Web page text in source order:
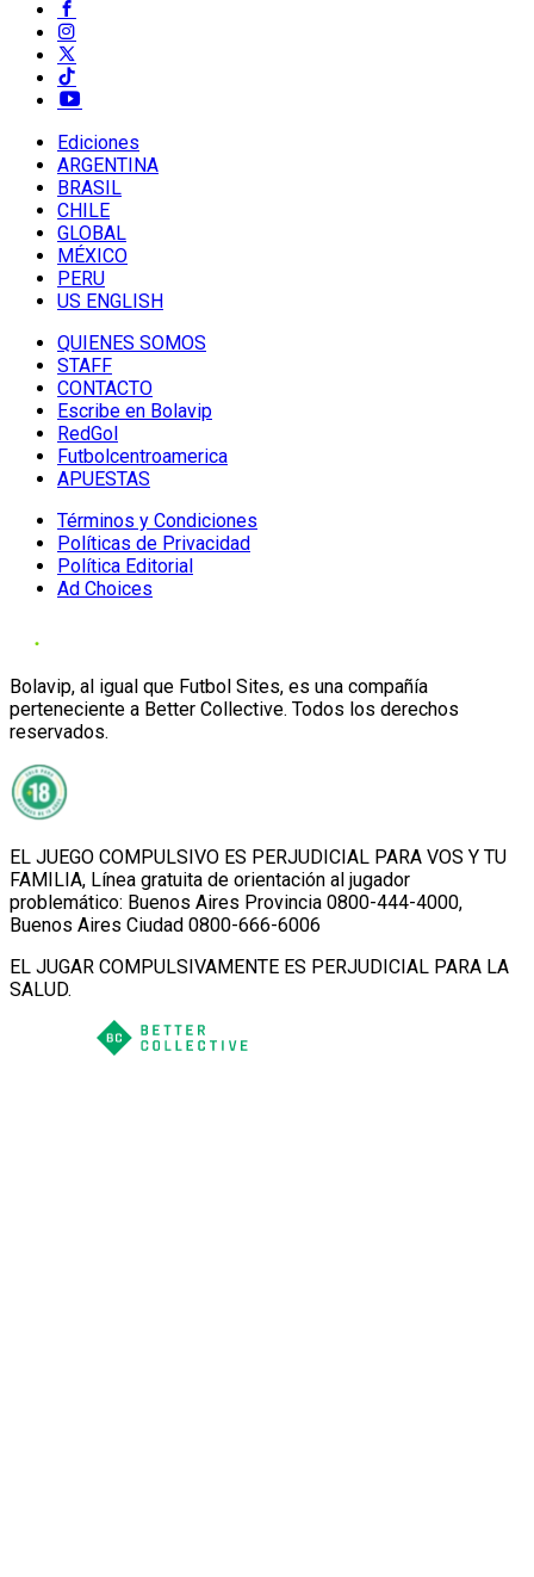
Ediciones
ARGENTINA
BRASIL
CHILE
GLOBAL
MÉXICO
PERU
US ENGLISH
QUIENES SOMOS
STAFF
CONTACTO
Escribe en Bolavip
RedGol
Futbolcentroamerica
APUESTAS
Términos y Condiciones
Políticas de Privacidad
Política Editorial
Ad Choices
Bolavip, al igual que Futbol Sites, es una compañía
perteneciente a Better Collective. Todos los derechos
reservados.
EL JUEGO COMPULSIVO ES PERJUDICIAL PARA VOS Y TU
FAMILIA, Línea gratuita de orientación al jugador
problemático: Buenos Aires Provincia 0800-444-4000,
Buenos Aires Ciudad 0800-666-6006
EL JUGAR COMPULSIVAMENTE ES PERJUDICIAL PARA LA
SALUD.